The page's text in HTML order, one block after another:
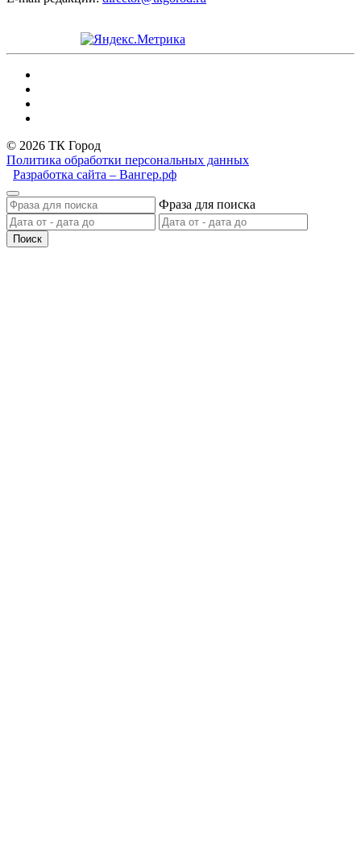
© 2026 ТК Город
Политика обработки персональных данных
Разработка сайта – Вангер.рф
Фраза для поиска
Поиск